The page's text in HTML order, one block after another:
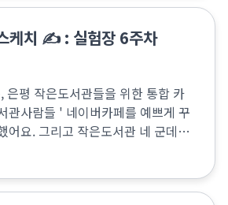
케치 ✍️ : 실험장 6주차
은평 작은도서관들을 위한 통합 카
관사람들 ' 네이버카페를 예쁘게 꾸
어요. 그리고 작은도서관 네 군데의
작업과 길표식 작업 준비를 계속했